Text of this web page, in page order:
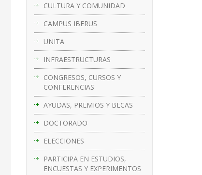
CULTURA Y COMUNIDAD
CAMPUS IBERUS
UNITA
INFRAESTRUCTURAS
CONGRESOS, CURSOS Y
CONFERENCIAS
AYUDAS, PREMIOS Y BECAS
DOCTORADO
ELECCIONES
PARTICIPA EN ESTUDIOS,
ENCUESTAS Y EXPERIMENTOS